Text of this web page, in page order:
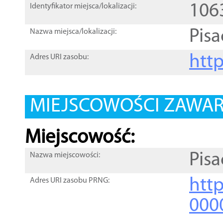
Identyfikator miejsca/lokalizacji:
Nazwa miejsca/lokalizacji:
Adres URI zasobu:
MIEJSCOWOŚCI
Miejscowość:
Nazwa miejscowości:
Adres URI zasobu PRNG: